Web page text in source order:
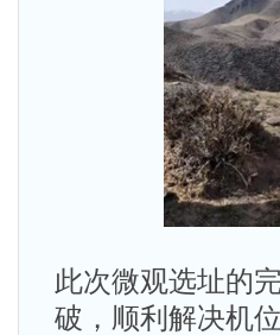
此次微观选址的
破，顺利解决机